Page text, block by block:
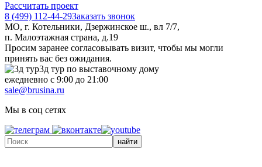
Рассчитать проект
8 (499) 112-44-29Заказать звонок
МО, г. Котельники, Дзержинское ш., вл 7/7,
п. Малоэтажная страна, д.19
Просим заранее согласовывать визит, чтобы мы могли
принять вас без ожидания.
3д тур по выставочному дому
ежедневно с 9:00 до 21:00
sale@brusina.ru
Мы в соц сетях
найти